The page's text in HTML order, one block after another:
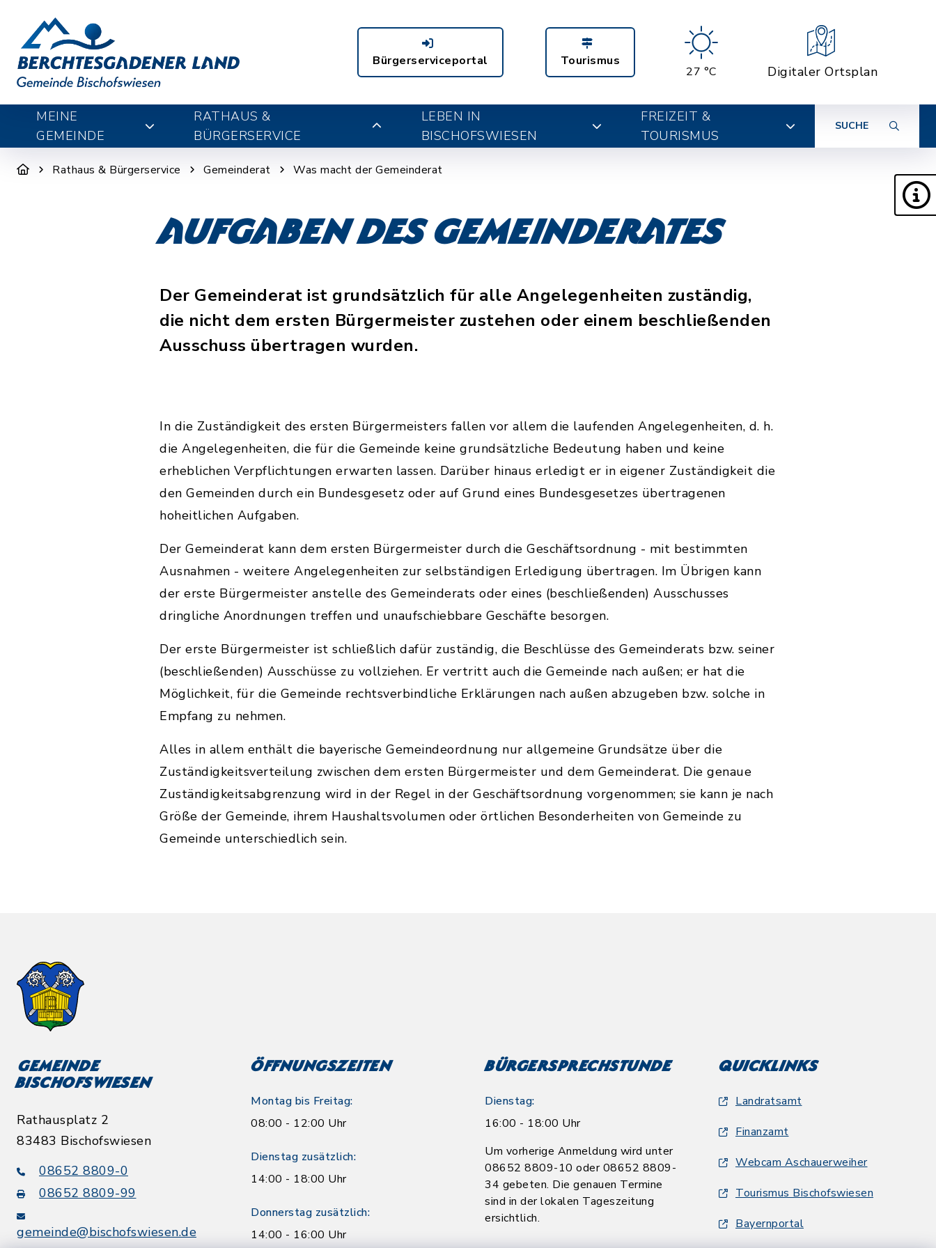
Bürgerserviceportal Tourismus
27 °C Digitaler Ortsplan
MEINE
GEMEINDE
RATHAUS &
BÜRGERSERVICE
LEBEN IN
BISCHOFSWIESEN
FREIZEIT &
TOURISMUS
SUCHE
Rathaus & Bürgerservice Gemeinderat Was macht der Gemeinderat
Aufgaben des Gemeinderates
Der Gemeinderat ist grundsätzlich für alle Angelegenheiten zuständig,
die nicht dem ersten Bürgermeister zustehen oder einem beschließenden
Ausschuss übertragen wurden.
In die Zuständigkeit des ersten Bürgermeisters fallen vor allem die laufenden Angelegenheiten, d. h.
die Angelegenheiten, die für die Gemeinde keine grundsätzliche Bedeutung haben und keine
erheblichen Verpflichtungen erwarten lassen. Darüber hinaus erledigt er in eigener Zuständigkeit die
den Gemeinden durch ein Bundesgesetz oder auf Grund eines Bundesgesetzes übertragenen
hoheitlichen Aufgaben.
Der Gemeinderat kann dem ersten Bürgermeister durch die Geschäftsordnung - mit bestimmten
Ausnahmen - weitere Angelegenheiten zur selbständigen Erledigung übertragen. Im Übrigen kann
der erste Bürgermeister anstelle des Gemeinderats oder eines (beschließenden) Ausschusses
dringliche Anordnungen treffen und unaufschiebbare Geschäfte besorgen.
Der erste Bürgermeister ist schließlich dafür zuständig, die Beschlüsse des Gemeinderats bzw. seiner
(beschließenden) Ausschüsse zu vollziehen. Er vertritt auch die Gemeinde nach außen; er hat die
Möglichkeit, für die Gemeinde rechtsverbindliche Erklärungen nach außen abzugeben bzw. solche in
Empfang zu nehmen.
Alles in allem enthält die bayerische Gemeindeordnung nur allgemeine Grundsätze über die
Zuständigkeitsverteilung zwischen dem ersten Bürgermeister und dem Gemeinderat. Die genaue
Zuständigkeitsabgrenzung wird in der Regel in der Geschäftsordnung vorgenommen; sie kann je nach
Größe der Gemeinde, ihrem Haushaltsvolumen oder örtlichen Besonderheiten von Gemeinde zu
Gemeinde unterschiedlich sein.
Gemeinde
Bischofswiesen
Rathausplatz 2
83483 Bischofswiesen
08652 8809-0
08652 8809-99
gemeinde@bischofswiesen.de
Öffnungszeiten
Montag bis Freitag:
08:00 - 12:00 Uhr
Dienstag zusätzlich:
14:00 - 18:00 Uhr
Donnerstag zusätzlich:
14:00 - 16:00 Uhr
Bürgersprechstunde
Dienstag:
16:00 - 18:00 Uhr
Um vorherige Anmeldung wird unter
08652 8809-10 oder 08652 8809-
34 gebeten. Die genauen Termine
sind in der lokalen Tageszeitung
ersichtlich.
Quicklinks
Landratsamt
Finanzamt
Webcam Aschauerweiher
Tourismus Bischofswiesen
Bayernportal